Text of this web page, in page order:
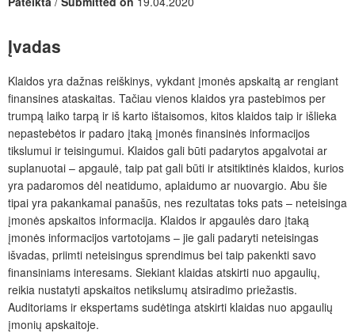
Įvadas
Klaidos yra dažnas reiškinys, vykdant įmonės apskaitą ar rengiant
finansines ataskaitas. Tačiau vienos klaidos yra pastebimos per
trumpą laiko tarpą ir iš karto ištaisomos, kitos klaidos taip ir išlieka
nepastebėtos ir padaro įtaką įmonės finansinės informacijos
tikslumui ir teisingumui. Klaidos gali būti padarytos apgalvotai ar
suplanuotai – apgaulė, taip pat gali būti ir atsitiktinės klaidos, kurios
yra padaromos dėl neatidumo, aplaidumo ar nuovargio. Abu šie
tipai yra pakankamai panašūs, nes rezultatas toks pats – neteisinga
įmonės apskaitos informacija. Klaidos ir apgaulės daro įtaką
įmonės informacijos vartotojams – jie gali padaryti neteisingas
išvadas, priimti neteisingus sprendimus bei taip pakenkti savo
finansiniams interesams. Siekiant klaidas atskirti nuo apgaulių,
reikia nustatyti apskaitos netikslumų atsiradimo priežastis.
Auditoriams ir ekspertams sudėtinga atskirti klaidas nuo apgaulių
įmonių apskaitoje.